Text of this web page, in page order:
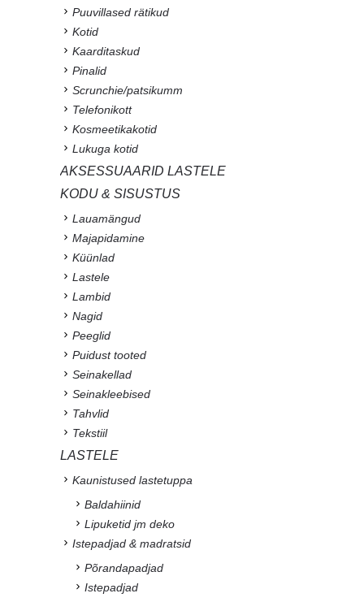
Puuvillased rätikud
Kotid
Kaarditaskud
Pinalid
Scrunchie/patsikumm
Telefonikott
Kosmeetikakotid
Lukuga kotid
AKSESSUAARID LASTELE
KODU & SISUSTUS
Lauamängud
Majapidamine
Küünlad
Lastele
Lambid
Nagid
Peeglid
Puidust tooted
Seinakellad
Seinakleebised
Tahvlid
Tekstiil
LASTELE
Kaunistused lastetuppa
Baldahiinid
Lipuketid jm deko
Istepadjad & madratsid
Põrandapadjad
Istepadjad